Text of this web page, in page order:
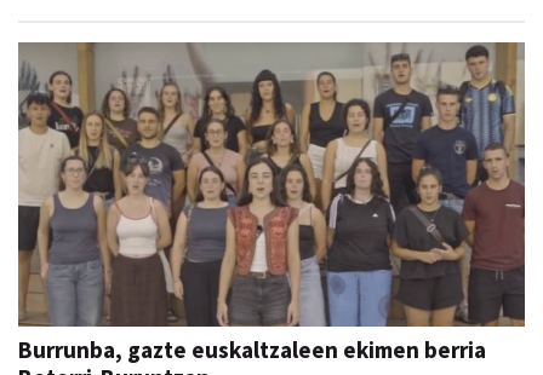
Burrunba, gazte euskaltzaleen ekimen berria